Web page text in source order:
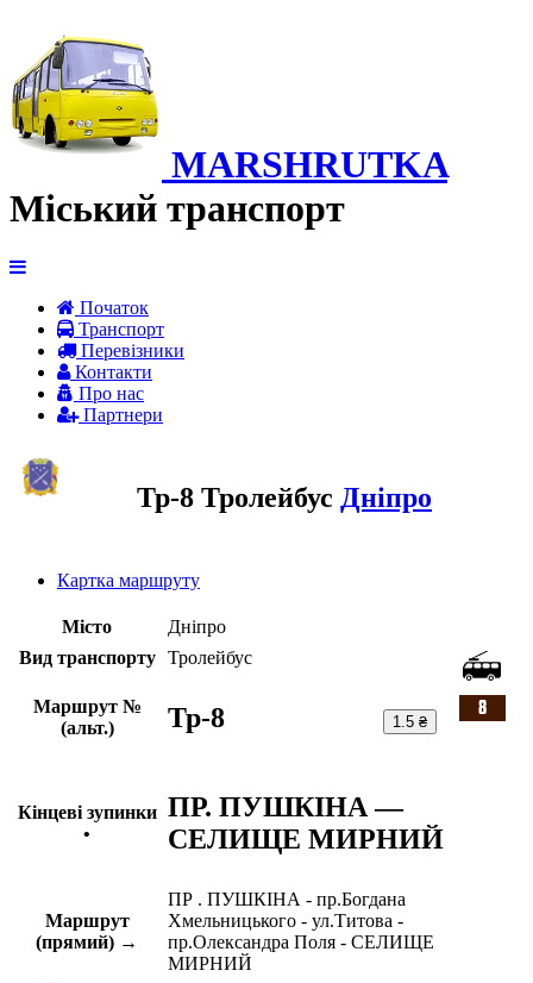
MARSHRUTKA
Міський транспорт
Початок
Транспорт
Перевiзники
Контакти
Про нас
Партнери
Тр-8 Тролейбус Дніпро
Картка маршруту
Місто
Дніпро
Вид транспорту
Тролейбус
Маршрут №
(альт.)
Тр-8 1.5 ₴
Кінцеві зупинки
•
ПР. ПУШКІНА —
СЕЛИЩЕ МИРНИЙ
Маршрут
(прямий) →
ПР . ПУШКІНА - пр.Богдана
Хмельницького - ул.Титова -
пр.Олександра Поля - СЕЛИЩЕ
МИРНИЙ